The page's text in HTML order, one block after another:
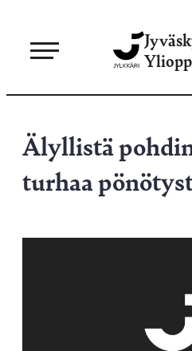
sisältöön
Älyllistä
turhaa